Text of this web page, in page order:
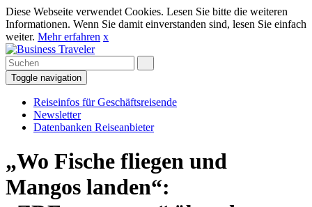
Diese Webseite verwendet Cookies. Lesen Sie bitte die weiteren
Informationen. Wenn Sie damit einverstanden sind, lesen Sie einfach
weiter. Mehr erfahren x
Toggle navigation
Reiseinfos für Geschäftsreisende
Newsletter
Datenbanken Reiseanbieter
„Wo Fische fliegen und
Mangos landen“: